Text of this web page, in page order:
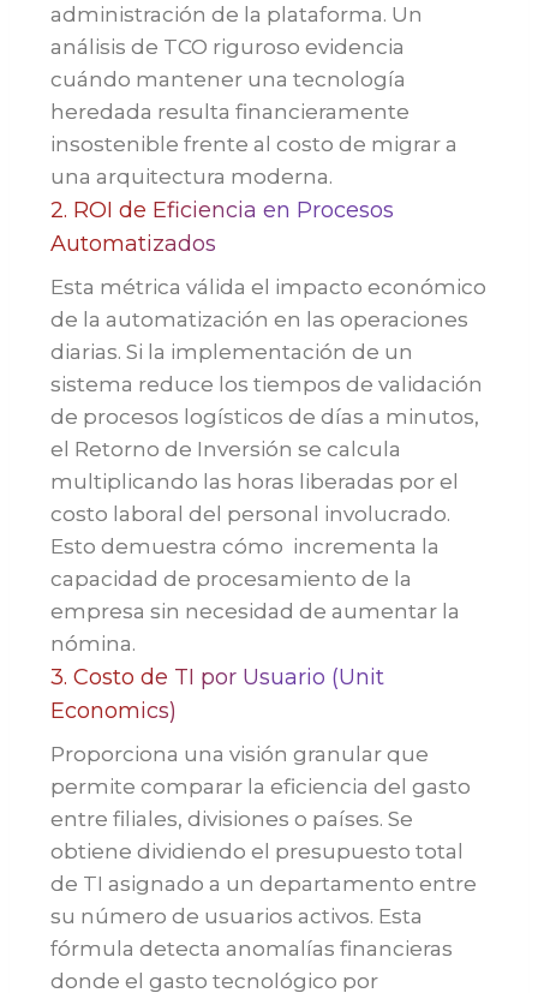
administración de la plataforma. Un
análisis de TCO riguroso evidencia
cuándo mantener una tecnología
heredada resulta financieramente
insostenible frente al costo de migrar a
una arquitectura moderna.
2. ROI de Eficiencia en Procesos
Automatizados
Esta métrica válida el impacto económico
de la automatización en las operaciones
diarias. Si la implementación de un
sistema reduce los tiempos de validación
de procesos logísticos de días a minutos,
el Retorno de Inversión se calcula
multiplicando las horas liberadas por el
costo laboral del personal involucrado.
Esto demuestra cómo incrementa la
capacidad de procesamiento de la
empresa sin necesidad de aumentar la
nómina.
3. Costo de TI por Usuario (Unit
Economics)
Proporciona una visión granular que
permite comparar la eficiencia del gasto
entre filiales, divisiones o países. Se
obtiene dividiendo el presupuesto total
de TI asignado a un departamento entre
su número de usuarios activos. Esta
fórmula detecta anomalías financieras
donde el gasto tecnológico por